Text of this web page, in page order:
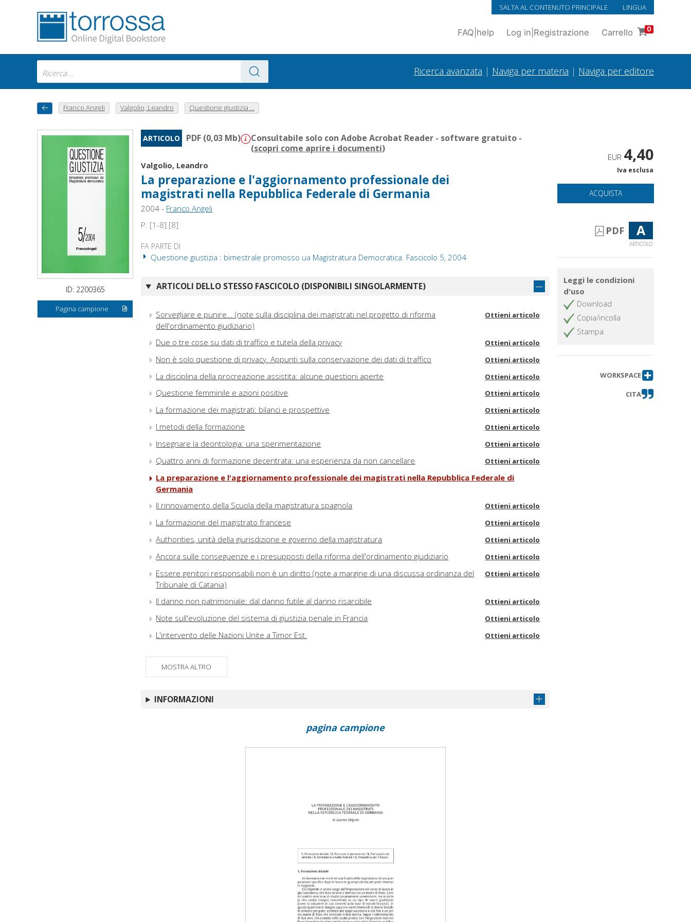
SALTA AL CONTENUTO PRINCIPALE LINGUA
FAQ help Log in Registrazione Carrello 0
Ricerca avanzata | Naviga per materia | Naviga per editore
Franco Angeli Valgolio, Leandro Questione giustizia ...
ID: 2200365
Pagina campione
ARTICOLO PDF (0,03 Mb)
Consultabile solo con Adobe Acrobat Reader - software gratuito -
(scopri come aprire i documenti)
Valgolio, Leandro
La preparazione e l'aggiornamento professionale dei
magistrati nella Repubblica Federale di Germania
2004 - Franco Angeli
P. [1-8] [8]
FA PARTE DI
Questione giustizia : bimestrale promosso ua Magistratura Democratica. Fascicolo 5, 2004
ARTICOLI DELLO STESSO FASCICOLO (DISPONIBILI SINGOLARMENTE)
Sorvegliare e punire... (note sulla disciplina dei magistrati nel progetto di riforma
dell'ordinamento giudiziario)
Ottieni articolo
Due o tre cose su dati di traffico e tutela della privacy Ottieni articolo
Non è solo questione di privacy. Appunti sulla conservazione dei dati di traffico Ottieni articolo
La disciplina della procreazione assistita: alcune questioni aperte Ottieni articolo
Questione femminile e azioni positive Ottieni articolo
La formazione dei magistrati: bilanci e prospettive Ottieni articolo
I metodi della formazione Ottieni articolo
Insegnare la deontologia: una sperimentazione Ottieni articolo
Quattro anni di formazione decentrata: una esperienza da non cancellare Ottieni articolo
La preparazione e l'aggiornamento professionale dei magistrati nella Repubblica Federale di
Germania
Il rinnovamento della Scuola della magistratura spagnola
Ottieni articolo
La formazione del magistrato francese Ottieni articolo
Authorities, unità della giurisdizione e governo della magistratura Ottieni articolo
Ancora sulle conseguenze e i presupposti della riforma dell'ordinamento giudiziario Ottieni articolo
Essere genitori responsabili non è un diritto (note a margine di una discussa ordinanza del
Tribunale di Catania)
Ottieni articolo
Il danno non patrimoniale: dal danno futile al danno risarcibile Ottieni articolo
Note sull'evoluzione del sistema di giustizia penale in Francia Ottieni articolo
L'intervento delle Nazioni Unite a Timor Est. Ottieni articolo
MOSTRA ALTRO
INFORMAZIONI
EUR 4,40
Iva esclusa
ACQUISTA
PDF A
ARTICOLO
Leggi le condizioni
d'uso
Download
Copia/incolla
Stampa
WORKSPACE
CITA
pagina campione